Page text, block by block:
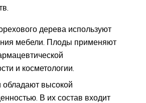
дерева используют
мебели. Плоды применяют
и косметологии.
обладают высокой
В их состав входит